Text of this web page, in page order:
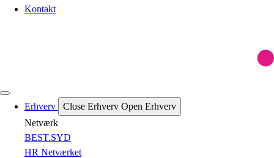
Kontakt
Erhverv Close Erhverv Open Erhverv
Netværk
BEST.SYD
HR Netværket